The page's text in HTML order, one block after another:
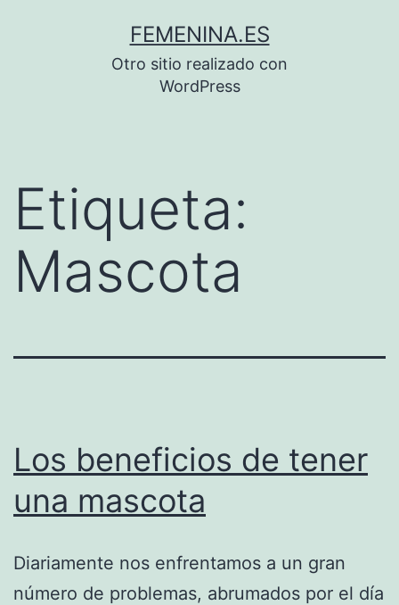
FEMENINA.ES
Otro sitio realizado con
WordPress
Etiqueta:
Mascota
Los beneficios de tener
una mascota
Diariamente nos enfrentamos a un gran
número de problemas, abrumados por el día